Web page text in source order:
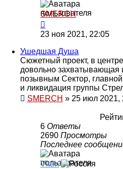
SMERCH
23 ноя 2021, 22:05
Ушедшая Душа
Сюжетный проект, в
довольно захватывающая
позывным Сектор, главной
и ликвидация группы
SMERCH » 25 июл 2021,
6 Ответы
2690 Просмотры
Последнее
Viten